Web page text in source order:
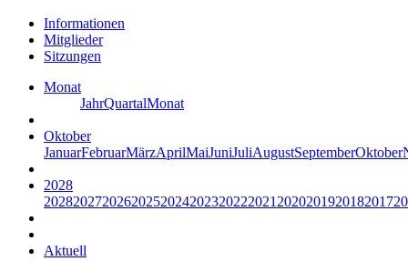
Informationen
Mitglieder
Sitzungen
Monat
JahrQuartalMonat
Oktober
JanuarFebruarMärzAprilMaiJuniJuliAugustSeptemberOktober
2028
20282027202620252024202320222021 2020201920182017
Aktuell